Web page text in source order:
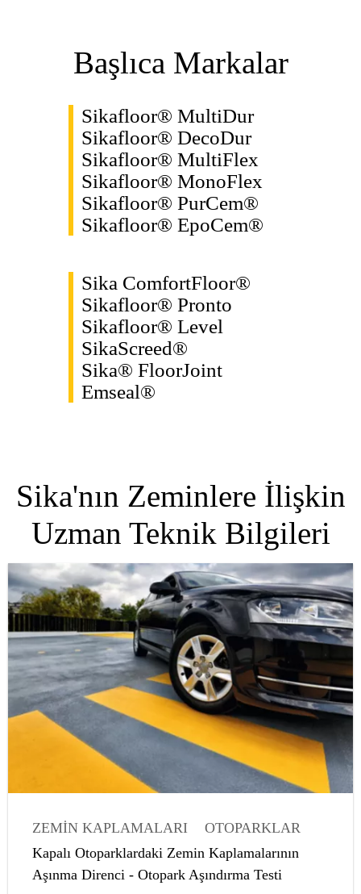
Başlıca Markalar
Sikafloor® MultiDur
Sikafloor® DecoDur
Sikafloor® MultiFlex
Sikafloor® MonoFlex
Sikafloor® PurCem®
Sikafloor® EpoCem®
Sika ComfortFloor®
Sikafloor® Pronto
Sikafloor® Level
SikaScreed®
Sika® FloorJoint
Emseal®
Sika'nın Zeminlere İlişkin
Uzman Teknik Bilgileri
ZEMIN KAPLAMALARI
OTOPARKLAR
MAKALELER
Kapalı Otoparklardaki Zemin Kaplamalarının
Aşınma Direnci - Otopark Aşındırma Testi